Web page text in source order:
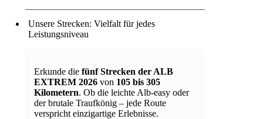
Unsere Strecken: Vielfalt für jedes
Leistungsniveau
Erkunde die fünf Strecken der ALB
EXTREM 2026 von 105 bis 305
Kilometern. Ob die leichte Alb-easy oder
der brutale Traufkönig – jede Route
verspricht einzigartige Erlebnisse.